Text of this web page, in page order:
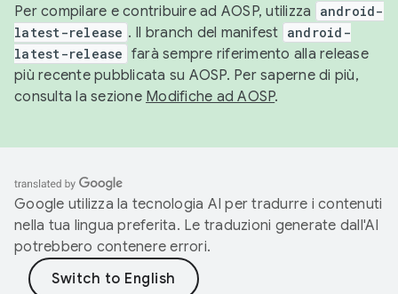
Per compilare e contribuire ad AOSP, utilizza
android-
latest-release . Il branch del manifest android-
latest-release farà sempre riferimento alla release
più recente pubblicata su AOSP. Per saperne di più,
consulta la sezione Modifiche ad AOSP.
Google utilizza la tecnologia AI per tradurre i contenuti
nella tua lingua preferita. Le traduzioni generate dall'AI
potrebbero contenere errori.